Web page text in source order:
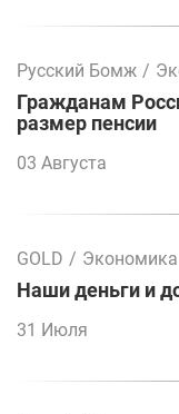
Русский Бомж /
Гражданам
размер пенсии
03 Августа
GOLD / Экономика
Наши деньги и
31 Июля